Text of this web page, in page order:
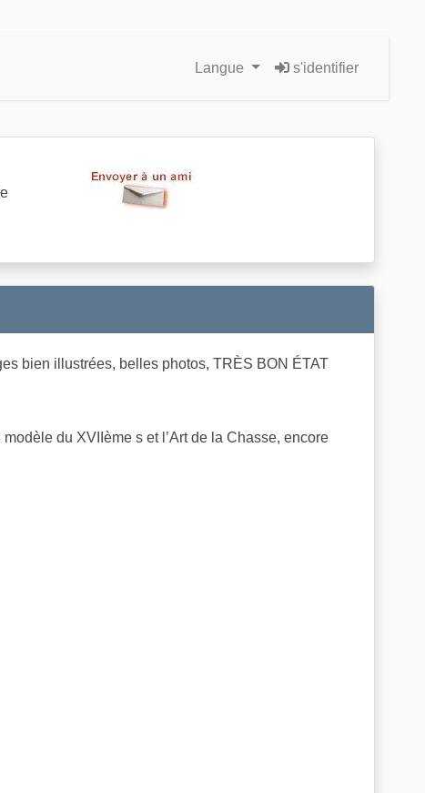
Langue s'identifier
bien illustrées, belles photos, TRÈS BON ÉTAT
du XVIIème s et l’Art de la Chasse, encore